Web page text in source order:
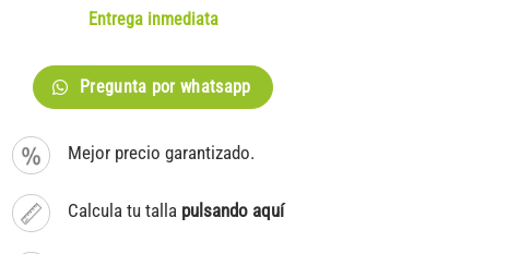
Entrega inmediata
Pregunta por whatsapp
Mejor precio garantizado.
Calcula tu talla pulsando aquí